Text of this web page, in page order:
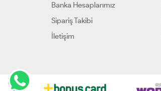
Banka Hesaplarımız
Sipariş Takibi
İletişim